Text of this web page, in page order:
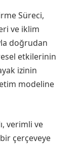
Süreci,
ve iklim
doğrudan
etkilerinin
izinin
modeline
verimli ve
çerçeveye